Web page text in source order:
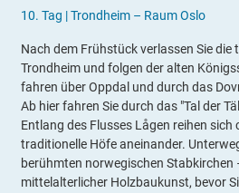
10. Tag |Trondheim – Raum Oslo
Nach dem Frühstück verlassen Sie
Trondheim und folgen der alten
fahren über Oppdal und durch das
Ab hier fahren Sie durch das "Tal der
Entlang des Flusses Lågen reihen sich
traditionelle Höfe aneinander.
berühmten norwegischen Stabkirchen
mittelalterlicher Holzbaukunst, bevor